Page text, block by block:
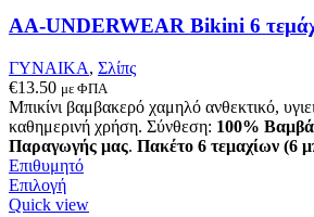
AA-UNDERWEAR Bikini 6
ΓΥΝΑΙΚΑ, Σλίπς
€13.50 με ΦΠΑ
Μπικίνι βαμβακερό χαμηλό ανθεκτικό,
καθημερινή χρήση. Σύνθεση: 100%
Παραγωγής μας. Πακέτο 6 τεμαχίων (6
Επιθυμητό
ΕπιλογήΑυτό
το
Quick view